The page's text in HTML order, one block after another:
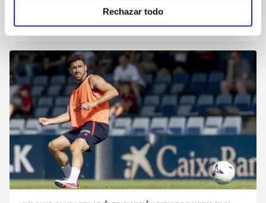
Rechazar todo
PRIMER EQUIPO 07 ago. 2026